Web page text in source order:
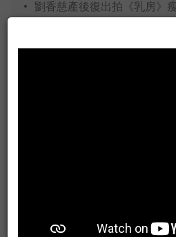
劉香慈產後復出拍《乳房》